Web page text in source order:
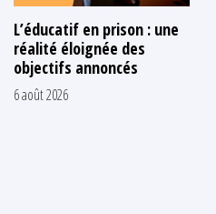
L’éducatif en prison : une
réalité éloignée des
objectifs annoncés
6 août 2026